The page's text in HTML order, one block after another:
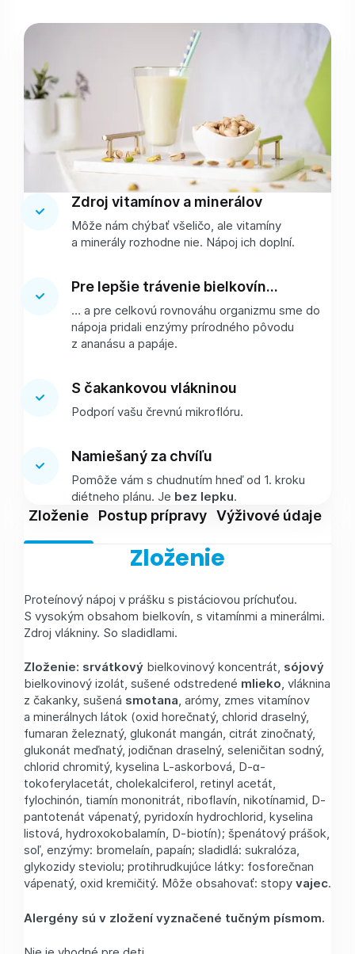
Zdroj vitamínov a minerálov
Môže nám chýbať všeličo, ale vitamíny
a minerály rozhodne nie. Nápoj ich doplní.
Pre lepšie trávenie bielkovín...
… a pre celkovú rovnováhu organizmu sme do
nápoja pridali enzýmy prírodného pôvodu
z ananásu a papáje.
S čakankovou vlákninou
Podporí vašu črevnú mikroflóru.
Namiešaný za chvíľu
Pomôže vám s chudnutím hneď od 1. kroku
diétneho plánu. Je bez lepku.
Zloženie Postup prípravy Výživové údaje
Zloženie
Proteínový nápoj v prášku s pistáciovou príchuťou.
S vysokým obsahom bielkovín, s vitamínmi a minerálmi.
Zdroj vlákniny. So sladidlami.
Zloženie: srvátkový bielkovinový koncentrát, sójový
bielkovinový izolát, sušené odstredené mlieko, vláknina
z čakanky, sušená smotana, arómy, zmes vitamínov
a minerálnych látok (oxid horečnatý, chlorid draselný,
fumaran železnatý, glukonát mangán, citrát zinočnatý,
glukonát meďnatý, jodičnan draselný, seleničitan sodný,
chlorid chromitý, kyselina L-askorbová, D-α-
tokoferylacetát, cholekalciferol, retinyl acetát,
fylochinón, tiamín mononitrát, riboflavín, nikotínamid, D-
pantotenát vápenatý, pyridoxín hydrochlorid, kyselina
listová, hydroxokobalamín, D-biotín); špenátový prášok,
soľ, enzýmy: bromelaín, papaín; sladidlá: sukralóza,
glykozidy steviolu; protihrudkujúce látky: fosforečnan
vápenatý, oxid kremičitý. Môže obsahovať: stopy vajec.
Alergény sú v zložení vyznačené tučným písmom.